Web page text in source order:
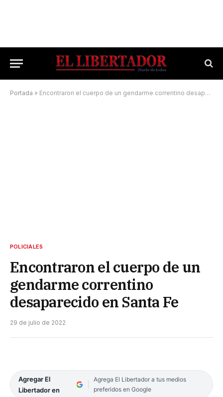
Portada » Encontraron el cuerpo de un gendarme correntino desaparecido en Santa Fe
POLICIALES
Encontraron el cuerpo de un
gendarme correntino
desaparecido en Santa Fe
29 de julio de 2022
Agregar El
Libertador en
Agrega El Libertador a tus medios
preferidos en Google